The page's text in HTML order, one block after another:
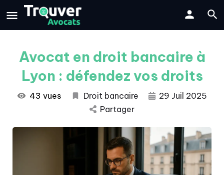
Avocat en droit bancaire à
Lyon : défendez vos droits
43 vues Droit bancaire
29 Juil 2025
Partager